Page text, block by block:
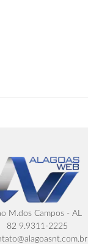
M.dos Campos - AL
82 9.9311-2225